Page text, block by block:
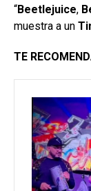
“Beetlejuice,
muestra a un
TE